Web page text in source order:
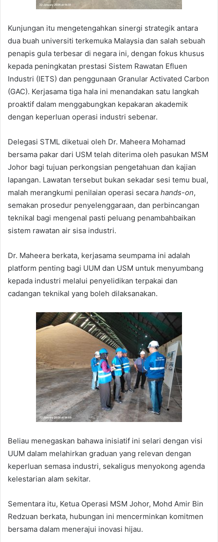
Kunjungan itu mengetengahkan sinergi strategik antara
dua buah universiti terkemuka Malaysia dan salah sebuah
penapis gula terbesar di negara ini, dengan fokus khusus
kepada peningkatan prestasi Sistem Rawatan Efluen
Industri (IETS) dan penggunaan Granular Activated Carbon
(GAC). Kerjasama tiga hala ini menandakan satu langkah
proaktif dalam menggabungkan kepakaran akademik
dengan keperluan operasi industri sebenar.
Delegasi STML diketuai oleh Dr. Maheera Mohamad
bersama pakar dari USM telah diterima oleh pasukan MSM
Johor bagi tujuan perkongsian pengetahuan dan kajian
lapangan. Lawatan tersebut bukan sekadar sesi temu bual,
malah merangkumi penilaian operasi secara hands-on,
semakan prosedur penyelenggaraan, dan perbincangan
teknikal bagi mengenal pasti peluang penambahbaikan
sistem rawatan air sisa industri.
Dr. Maheera berkata, kerjasama seumpama ini adalah
platform penting bagi UUM dan USM untuk menyumbang
kepada industri melalui penyelidikan terpakai dan
cadangan teknikal yang boleh dilaksanakan.
Beliau menegaskan bahawa inisiatif ini selari dengan visi
UUM dalam melahirkan graduan yang relevan dengan
keperluan semasa industri, sekaligus menyokong agenda
kelestarian alam sekitar.
Sementara itu, Ketua Operasi MSM Johor, Mohd Amir Bin
Redzuan berkata, hubungan ini mencerminkan komitmen
bersama dalam menerajui inovasi hijau.